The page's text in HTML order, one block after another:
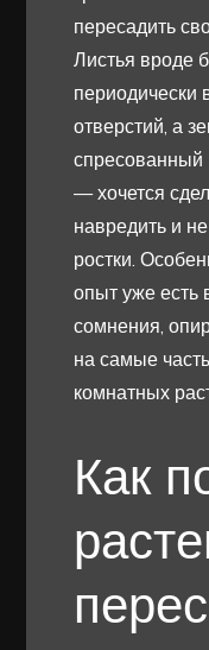
пересадить
Листья вроде
отверстий, а
спресованный
— хочется
навредить и
ростки.
опыт уже есть
сомнения,
на самые
комнатных
Как